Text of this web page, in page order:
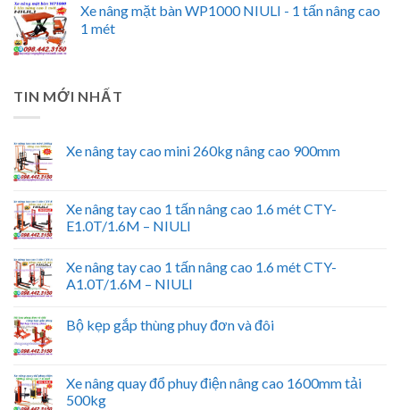
Xe nâng mặt bàn WP1000 NIULI - 1 tấn nâng cao
1 mét
TIN MỚI NHẤT
Xe nâng tay cao mini 260kg nâng cao 900mm
Xe nâng tay cao 1 tấn nâng cao 1.6 mét CTY-
E1.0T/1.6M – NIULI
Xe nâng tay cao 1 tấn nâng cao 1.6 mét CTY-
A1.0T/1.6M – NIULI
Bộ kẹp gắp thùng phuy đơn và đôi
Xe nâng quay đổ phuy điện nâng cao 1600mm tải
500kg